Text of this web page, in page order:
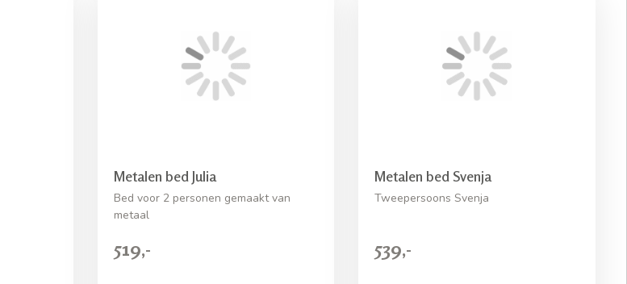
Metalen bed Julia
Bed voor 2 personen gemaakt van
metaal
519,-
Metalen bed Svenja
Tweepersoons Svenja
539,-